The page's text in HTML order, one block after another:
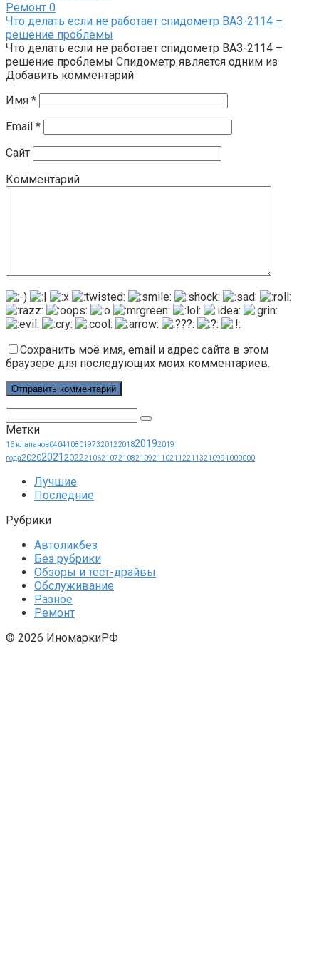
Ремонт 0
Что делать если не работает спидометр ВАЗ-2114 –
решение проблемы
Что делать если не работает спидометр ВАЗ-2114 –
решение проблемы Спидометр является одним из
Добавить комментарий
Имя *
Email *
Сайт
Комментарий
Сохранить моё имя, email и адрес сайта в этом
браузере для последующих моих комментариев.
Метки
16 клапанов0404108019732012201820192019
года20202021 20222106210721082109211021122113210991000000
Лучшие
Последние
Рубрики
Автоликбез
Без рубрики
Обзоры и тест-драйвы
Обслуживание
Разное
Ремонт
© 2026 ИномаркиРФ